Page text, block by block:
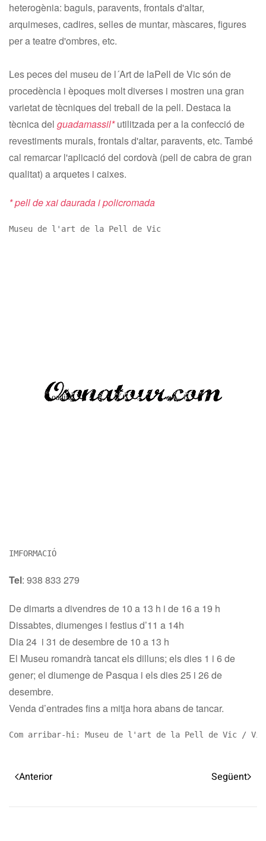
heterogènia: baguls, paravents, frontals d'altar,
arquimeses, cadires, selles de muntar, màscares, figures
per a teatre d'ombres, etc.
Les peces del museu de l´Art de laPell de Vic són de
procedència i èpoques molt diverses i mostren una gran
varietat de tècniques del treball de la pell. Destaca la
tècnica del guadamassil*utilitzada per a la confecció de
revestiments murals, frontals d'altar, paravents, etc. També
cal remarcar l'aplicació del cordovà (pell de cabra de gran
qualitat) a arquetes i caixes.
* pell de xai daurada i policromada
Museu de l'art de la Pell de Vic
IMFORMACIÓ
Tel: 938 833 279
De dimarts a divendres de 10 a 13 h i de 16 a 19 h
Dissabtes, diumenges i festius d’11 a 14h
Dia 24 i 31 de desembre de 10 a 13 h
El Museu romandrà tancat els dilluns; els dies 1 i 6 de
gener; el diumenge de Pasqua i els dies 25 i 26 de
desembre.
Venda d’entrades fins a mitja hora abans de tancar.
Com arribar-hi: Museu de l'art de la Pell de Vic / Vic
Anterior Següent